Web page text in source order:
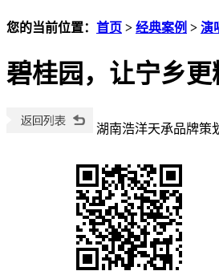
您的当前位置： 首页 > 经典案例 > 演
碧桂园，让宁乡
湖南浩洋天承品牌策